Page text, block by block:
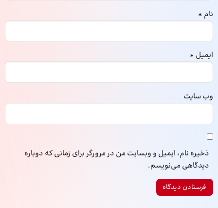
نام *
ایمیل *
وب‌ سایت
ذخیره نام، ایمیل و وبسایت من در مرورگر برای زمانی که دوباره
دیدگاهی می‌نویسم.